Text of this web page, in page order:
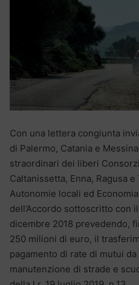
Con una lettera congiunta
di Palermo, Catania e
straordinari dei liberi
Caltanissetta, Enna, Ragusa
Autonomie locali ed
dell’Accordo sottoscritto con
dicembre 2018 prevedendo,
250 milioni di euro, il
pagamento di rate di mutui
manutenzione di strade e